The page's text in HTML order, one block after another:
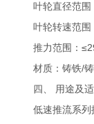
叶轮直径范围
叶轮转速范围
推力范围：
材质：铸铁/铸
四、 用途及适
低速推流系列搅